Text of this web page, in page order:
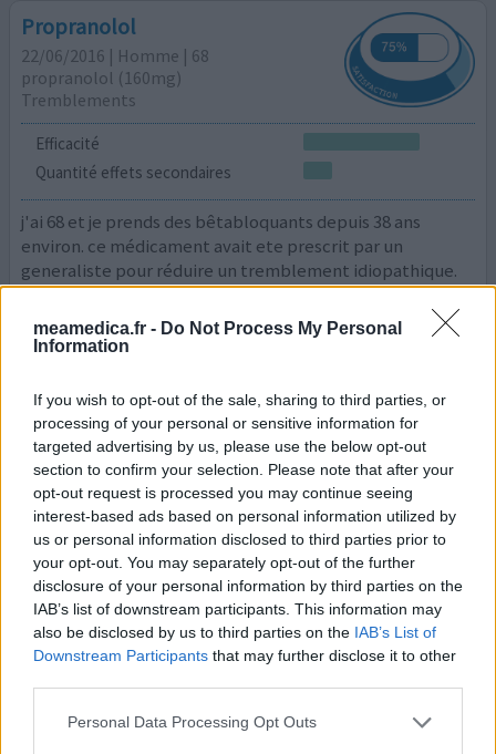
meamedica.fr - Do Not Process My Personal
Information
If you wish to opt-out of the sale, sharing to third parties, or
processing of your personal or sensitive information for
targeted advertising by us, please use the below opt-out
section to confirm your selection. Please note that after your
opt-out request is processed you may continue seeing
interest-based ads based on personal information utilized by
us or personal information disclosed to third parties prior to
your opt-out. You may separately opt-out of the further
disclosure of your personal information by third parties on the
IAB’s list of downstream participants. This information may
also be disclosed by us to third parties on the IAB’s List of
Downstream Participants that may further disclose it to other
Personal Data Processing Opt Outs
Propranolol
22/06/2016 | Homme | 68
propranolol (160mg)
Tremblements
Efficacité
Quantité effets secondaires
j'ai 68 et je prends des bêtabloquants depuis 38 ans
environ. ce médicament avait ete prescrit par un
generaliste pour réduire un tremblement idiopathique.
le tremblement est devenu parkinson depuis 10 ans
propranolol continu sur l'avis cardiologue
Propranolol
10/01/2016 | Femme | 34
propranolol (40mg)
Tremblements
Efficacité
Quantité effets secondaires
J'ai été diagnostiqué pour des tremblements essentiels
le soir. Je tremblais de la tête depuis quelques mois (mais